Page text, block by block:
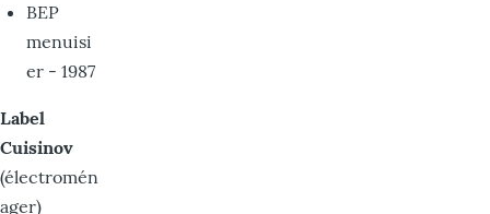
BEP
menuisi
er - 1987
Label
Cuisinov
(électromén
ager)